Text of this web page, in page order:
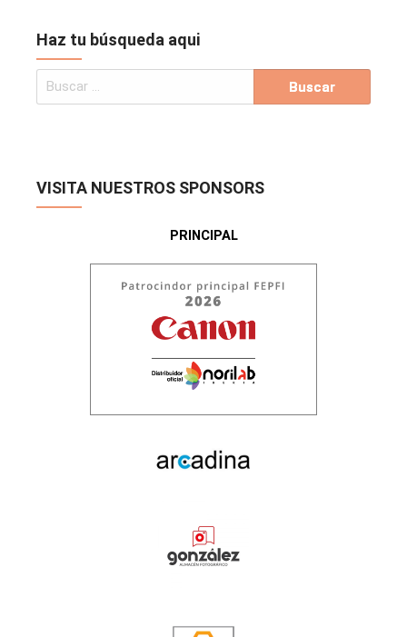
Haz tu búsqueda aqui
VISITA NUESTROS SPONSORS
PRINCIPAL